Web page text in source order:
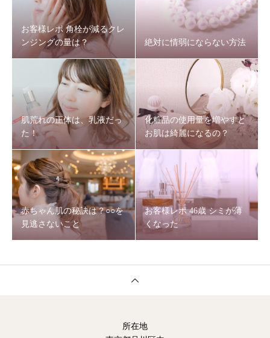
お客様レポ 角栓が減るクレ
ンジングの量は？
絶対に情弱にならない方法
肌荒れの正体は、乳液だっ
た！
化粧品の使用量を増やすと
お肌は綺麗になるの？
赤ちゃん肌の秘訣は？○○を
見逃さないこと
お客様レポ 46歳 シミが薄
くなった
所在地